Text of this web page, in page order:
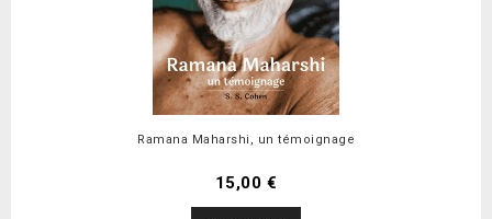
Ramana Maharshi, un témoignage
15,00 €